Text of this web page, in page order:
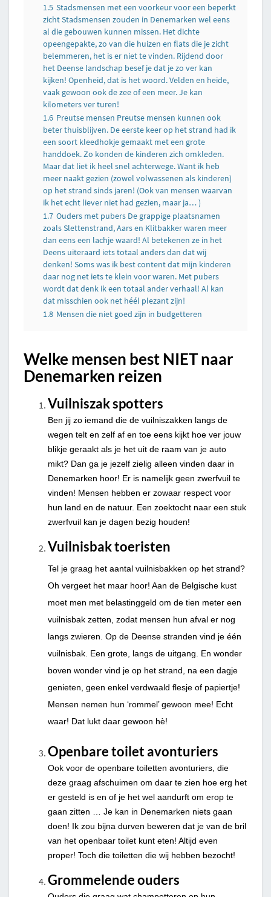
1.5 Stadsmensen met een voorkeur voor een beperkt
zicht Stadsmensen zouden in Denemarken wel eens
al die gebouwen kunnen missen. Het dichte
opeengepakte, zo van die huizen en flats die je zicht
belemmeren, het is er niet te vinden. Rijdend door
het Deense landschap besef je dat je zo ver kan
kijken! Openheid, dat is het woord. Velden en heide,
vaak gewoon ook de zee of een meer. Je kan
kilometers ver turen!
1.6 Preutse mensen Preutse mensen kunnen ook
beter thuisblijven. De eerste keer op het strand had ik
een soort kleedhokje gemaakt met een grote
handdoek. Zo konden de kinderen zich omkleden.
Maar dat liet ik heel snel achterwege. Want ik heb
meer naakt gezien (zowel volwassenen als kinderen)
op het strand sinds jaren! (Ook van mensen waarvan
ik het echt liever niet had gezien, maar ja… )
1.7 Ouders met pubers De grappige plaatsnamen
zoals Slettenstrand, Aars en Klitbakker waren meer
dan eens een lachje waard! Al betekenen ze in het
Deens uiteraard iets totaal anders dan dat wij
denken! Soms was ik best content dat mijn kinderen
daar nog net iets te klein voor waren. Met pubers
wordt dat denk ik een totaal ander verhaal! Al kan
dat misschien ook net héél plezant zijn!
1.8 Mensen die niet goed zijn in budgetteren
Welke mensen best NIET naar
Denemarken reizen
Vuilniszak spotters
Ben jij zo iemand die de vuilniszakken langs de
wegen telt en zelf af en toe eens kijkt hoe ver jouw
blikje geraakt als je het uit de raam van je auto
mikt? Dan ga je jezelf zielig alleen vinden daar in
Denemarken hoor! Er is namelijk geen zwerfvuil te
vinden! Mensen hebben er zowaar respect voor
hun land en de natuur. Een zoektocht naar een stuk
zwerfvuil kan je dagen bezig houden!
Vuilnisbak toeristen
Tel je graag het aantal vuilnisbakken op het strand?
Oh vergeet het maar hoor! Aan de Belgische kust
moet men met belastinggeld om de tien meter een
vuilnisbak zetten, zodat mensen hun afval er nog
langs zwieren. Op de Deense stranden vind je één
vuilnisbak. Een grote, langs de uitgang. En wonder
boven wonder vind je op het strand, na een dagje
genieten, geen enkel verdwaald flesje of papiertje!
Mensen nemen hun ‘rommel’ gewoon mee! Echt
waar! Dat lukt daar gewoon hè!
Openbare toilet avonturiers
Ook voor de openbare toiletten avonturiers, die
deze graag afschuimen om daar te zien hoe erg het
er gesteld is en of je het wel aandurft om erop te
gaan zitten … Je kan in Denemarken niets gaan
doen! Ik zou bijna durven beweren dat je van de bril
van het openbaar toilet kunt eten! Altijd even
proper! Toch die toiletten die wij hebben bezocht!
Grommelende ouders